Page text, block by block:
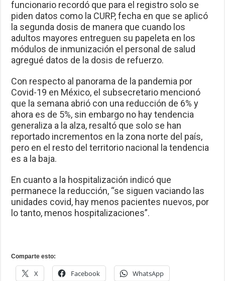
funcionario recordó que para el registro solo se
piden datos como la CURP, fecha en que se aplicó
la segunda dosis de manera que cuando los
adultos mayores entreguen su papeleta en los
módulos de inmunización el personal de salud
agregué datos de la dosis de refuerzo.
Con respecto al panorama de la pandemia por
Covid-19 en México, el subsecretario mencionó
que la semana abrió con una reducción de 6% y
ahora es de 5%, sin embargo no hay tendencia
generaliza a la alza, resaltó que solo se han
reportado incrementos en la zona norte del país,
pero en el resto del territorio nacional la tendencia
es a la baja.
En cuanto a la hospitalización indicó que
permanece la reducción, “se siguen vaciando las
unidades covid, hay menos pacientes nuevos, por
lo tanto, menos hospitalizaciones”.
Comparte esto:
X Facebook WhatsApp